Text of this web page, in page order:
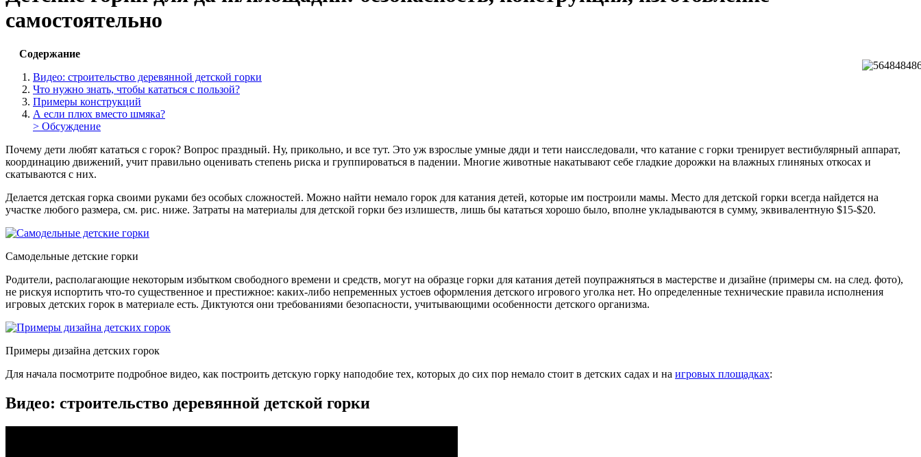
самостоятельно
Содержание
Видео: строительство деревянной детской горки
Что нужно знать, чтобы кататься с пользой?
Примеры конструкций
А если плюх вместо шмяка?
> Обсуждение
Почему дети любят кататься с горок? Вопрос праздный. Ну, прикольно, и все тут. Это уж взрослые умные дяди и тети наисследовали, что катание с горки тренирует вестибулярный аппарат,
координацию движений, учит правильно оценивать степень риска и группироваться в падении. Многие животные накатывают себе гладкие дорожки на влажных глиняных откосах и
скатываются с них.
Делается детская горка своими руками без особых сложностей. Можно найти немало горок для катания детей, которые им построили мамы. Место для детской горки всегда найдется на
участке любого размера, см. рис. ниже. Затраты на материалы для детской горки без излишеств, лишь бы кататься хорошо было, вполне укладываются в сумму, эквивалентную $15-$20.
Самодельные детские горки
Родители, располагающие некоторым избытком свободного времени и средств, могут на образце горки для катания детей поупражняться в мастерстве и дизайне (примеры см. на след. фото),
не рискуя испортить что-то существенное и престижное: каких-либо непременных устоев оформления детского игрового уголка нет. Но определенные технические правила исполнения
игровых детских горок в материале есть. Диктуются они требованиями безопасности, учитывающими особенности детского организма.
Примеры дизайна детских горок
Для начала посмотрите подробное видео, как построить детскую горку наподобие тех, которых до сих пор немало стоит в детских садах и на игровых площадках:
Видео: строительство деревянной детской горки